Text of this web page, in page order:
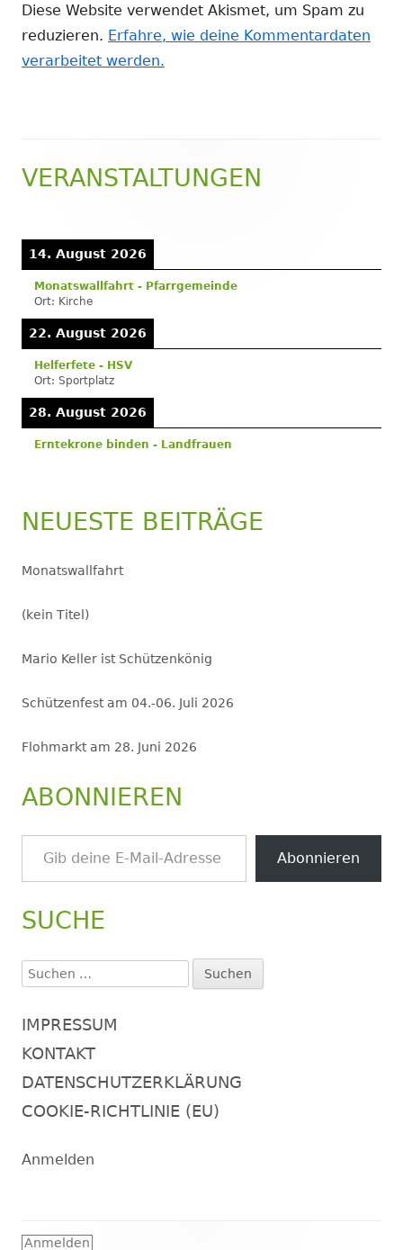
Diese Website verwendet Akismet, um Spam zu
reduzieren. Erfahre, wie deine Kommentardaten
verarbeitet werden.
Haupt-
VERANSTALTUNGEN
14. August 2026
Monatswallfahrt - Pfarrgemeinde
Ort: Kirche
22. August 2026
Helferfete - HSV
Ort: Sportplatz
28. August 2026
Erntekrone binden - Landfrauen
NEUESTE BEITRÄGE
Monatswallfahrt
(kein Titel)
Mario Keller ist Schützenkönig
Schützenfest am 04.-06. Juli 2026
Flohmarkt am 28. Juni 2026
ABONNIEREN
Gib deine E-Mail-Adresse ein ...
Abonnieren
SUCHE
Suchen
nach:
IMPRESSUM
KONTAKT
DATENSCHUTZERKLÄRUNG
COOKIE-RICHTLINIE (EU)
Anmelden
Footer
Anmelden